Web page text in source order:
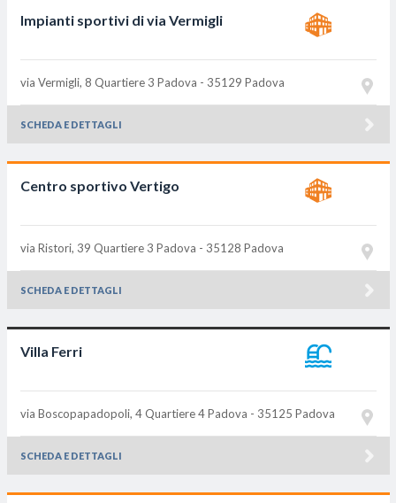
Impianti sportivi di via Vermigli
via Vermigli, 8 Quartiere 3 Padova - 35129 Padova
SCHEDA E DETTAGLI
Centro sportivo Vertigo
via Ristori, 39 Quartiere 3 Padova - 35128 Padova
SCHEDA E DETTAGLI
Villa Ferri
via Boscopapadopoli, 4 Quartiere 4 Padova - 35125 Padova
SCHEDA E DETTAGLI